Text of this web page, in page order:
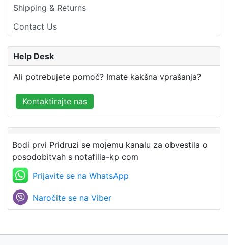
Shipping & Returns
Contact Us
Help Desk
Ali potrebujete pomoč? Imate kakšna vprašanja?
Kontaktirajte nas
Bodi prvi Pridruzi se mojemu kanalu za obvestila o
posodobitvah s notafilia-kp com
Prijavite se na WhatsApp
Naročite se na Viber